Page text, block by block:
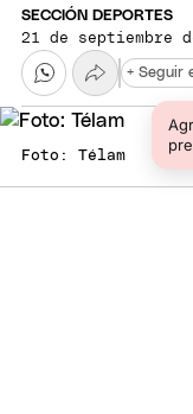
SECCIÓN DEPORTES
21 de septiembre
+ Seguir
Foto: Télam